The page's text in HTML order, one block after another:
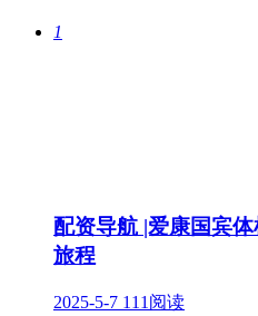
1
配资导航 |爱康国宾
旅程
2025-5-7 111阅读